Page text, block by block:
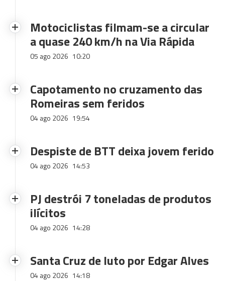
Motociclistas filmam-se a circular
a quase 240 km/h na Via Rápida
05 ago 2026 10:20
Capotamento no cruzamento das
Romeiras sem feridos
04 ago 2026 19:54
Despiste de BTT deixa jovem ferido
04 ago 2026 14:53
PJ destrói 7 toneladas de produtos
ilícitos
04 ago 2026 14:28
Santa Cruz de luto por Edgar Alves
04 ago 2026 14:18